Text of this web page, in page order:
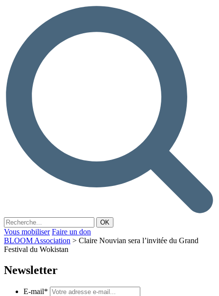
Vous mobiliser Faire un don
BLOOM Association > Claire Nouvian sera l’invitée du Grand
Festival du Wokistan
Newsletter
E-mail*